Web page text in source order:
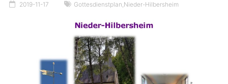
2019-11-17 Gottesdienstplan,Nieder-Hilbersheim